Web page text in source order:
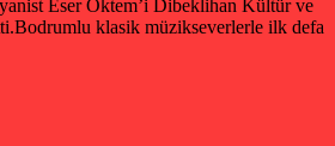
Eser Öktem’i Dibeklihan Kültür ve
klasik müzikseverlerle ilk defa